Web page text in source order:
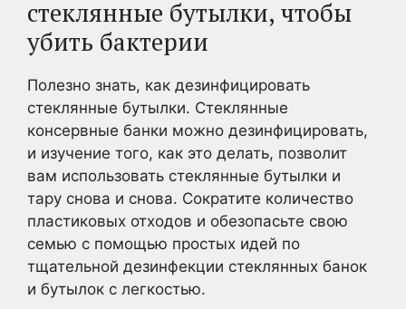
стеклянные бутылки, чтобы
убить бактерии
Полезно знать, как дезинфицировать
стеклянные бутылки. Стеклянные
консервные банки можно дезинфицировать,
и изучение того, как это делать, позволит
вам использовать стеклянные бутылки и
тару снова и снова. Сократите количество
пластиковых отходов и обезопасьте свою
семью с помощью простых идей по
тщательной дезинфекции стеклянных банок
и бутылок с легкостью.